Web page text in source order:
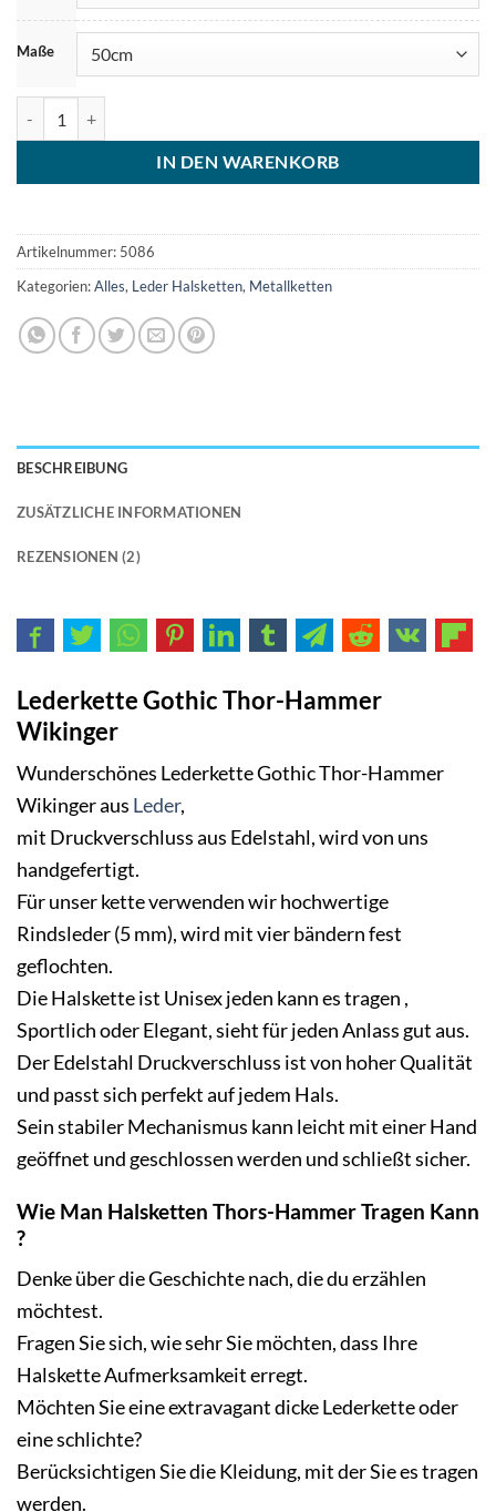
Maße
IN DEN WARENKORB
Artikelnummer: 5086
Kategorien:Alles, Leder Halsketten, Metallketten
BESCHREIBUNG
ZUSÄTZLICHE INFORMATIONEN
REZENSIONEN (2)
Lederkette Gothic Thor-Hammer
Wikinger
Wunderschönes Lederkette Gothic Thor-Hammer
Wikinger aus Leder,
mit Druckverschluss aus Edelstahl, wird von uns
handgefertigt.
Für unser kette verwenden wir hochwertige
Rindsleder (5 mm), wird mit vier bändern fest
geflochten.
DieHalsketteist Unisex jeden kann es tragen ,
Sportlich oder Elegant, sieht für jeden Anlass gut aus.
Der Edelstahl Druckverschluss ist von hoher Qualität
und passt sich perfekt auf jedem Hals.
Sein stabiler Mechanismus kann leicht mit einer Hand
geöffnet und geschlossen werden und schließt sicher.
Wie Man Halsketten Thors-Hammer Tragen Kann
?
Denke über die Geschichte nach, die du erzählen
möchtest.
Fragen Sie sich, wie sehr Sie möchten, dass Ihre
Halskette Aufmerksamkeit erregt.
Möchten Sie eine extravagant dicke Lederkette oder
eine schlichte?
Berücksichtigen Sie die Kleidung, mit der Sie es tragen
werden.